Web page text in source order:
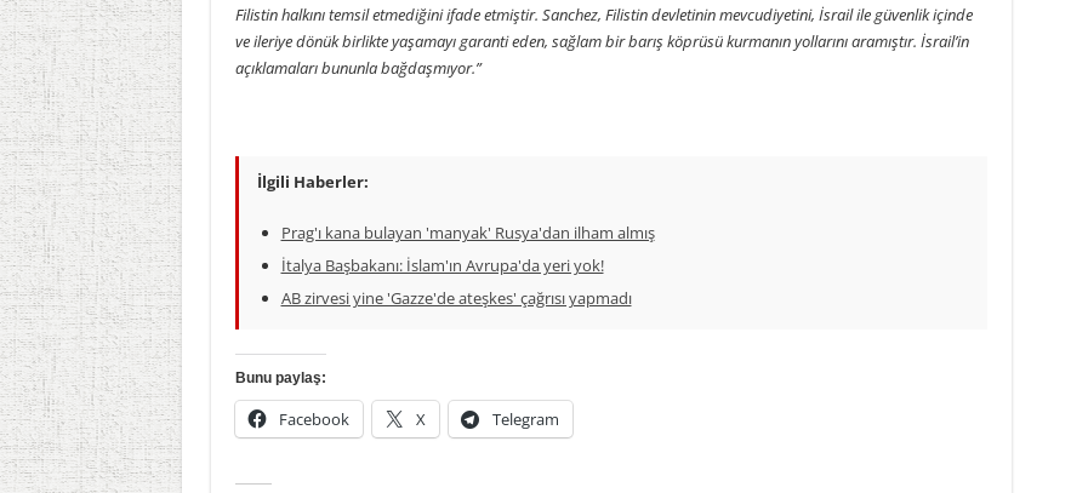
Filistin halkını temsil etmediğini ifade etmiştir. Sanchez, Filistin devletinin mevcudiyetini, İsrail ile güvenlik içinde
ve ileriye dönük birlikte yaşamayı garanti eden, sağlam bir barış köprüsü kurmanın yollarını aramıştır. İsrail’in
açıklamaları bununla bağdaşmıyor.”
İlgili Haberler:
Prag'ı kana bulayan 'manyak' Rusya'dan ilham almış
İtalya Başbakanı: İslam'ın Avrupa'da yeri yok!
AB zirvesi yine 'Gazze'de ateşkes' çağrısı yapmadı
Bunu paylaş:
Facebook X Telegram